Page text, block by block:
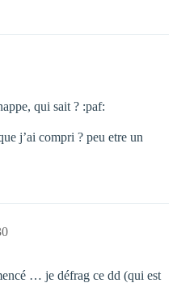
qui sait ? :paf:
j’ai compri ? peu etre un
… je défrag ce dd (qui est